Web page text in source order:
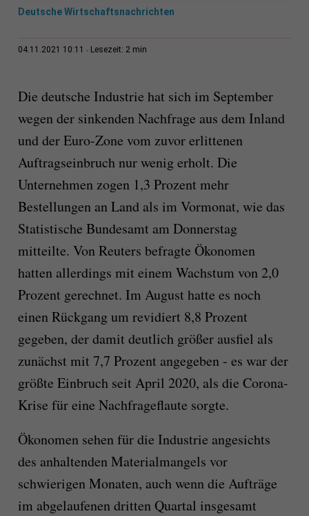
Deutsche Wirtschaftsnachrichten
04.11.2021 10:11 Lesezeit: 2 min
Die deutsche Industrie hat sich im September
wegen der sinkenden Nachfrage aus dem Inland
und der Euro-Zone vom zuvor erlittenen
Auftragseinbruch nur wenig erholt. Die
Unternehmen zogen 1,3 Prozent mehr
Bestellungen an Land als im Vormonat, wie das
Statistische Bundesamt am Donnerstag
mitteilte. Von Reuters befragte Ökonomen
hatten allerdings mit einem Wachstum von 2,0
Prozent gerechnet. Im August hatte es noch
einen Rückgang um revidiert 8,8 Prozent
gegeben, der damit deutlich größer ausfiel als
zunächst mit 7,7 Prozent angegeben - es war der
größte Einbruch seit April 2020, als die Corona-
Krise für eine Nachfrageflaute sorgte.
Ökonomen sehen für die Industrie angesichts
des anhaltenden Materialmangels vor
schwierigen Monaten, auch wenn die Aufträge
im abgelaufenen dritten Quartal insgesamt